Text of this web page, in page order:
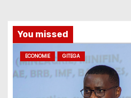
You missed
ECONOMIE GITEGA